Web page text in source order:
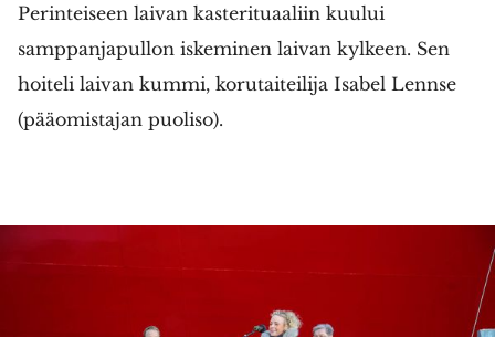
Perinteiseen laivan kasterituaaliin kuului
samppanjapullon iskeminen laivan kylkeen. Sen
hoiteli laivan kummi, korutaiteilija Isabel Lennse
(pääomistajan puoliso).